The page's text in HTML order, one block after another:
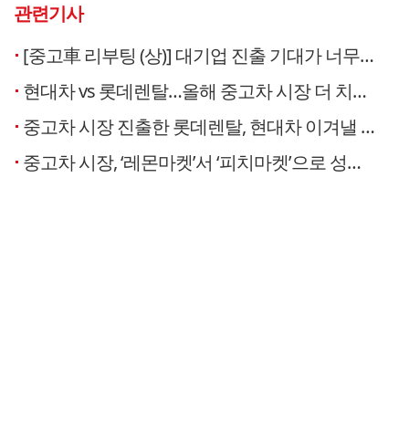
관련기사
[중고車 리부팅 (상)] 대기업 진출 기대가 너무 컸나…성적표 ‘기대이하’
현대차 vs 롯데렌탈…올해 중고차 시장 더 치열해진다
중고차 시장 진출한 롯데렌탈, 현대차 이겨낼 전략은 ‘직접 구매 후 관리’
중고차 시장, ‘레몬마켓’서 ‘피치마켓’으로 성장 가속화